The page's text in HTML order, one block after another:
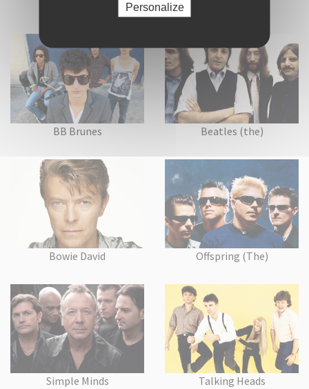
BB Brunes Beatles (the)
Bowie David Offspring (The)
Simple Minds Talking Heads
Personalize